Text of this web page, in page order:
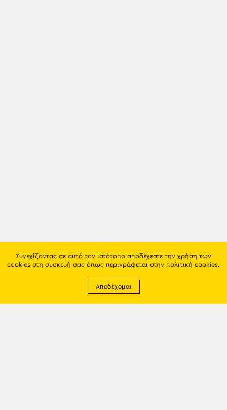
Συνεχίζοντας σε αυτό τον ιστότοπο αποδέχεστε την χρήση των
cookies στη συσκευή σας όπως περιγράφεται στην πολιτική cookies.
Αποδέχομαι